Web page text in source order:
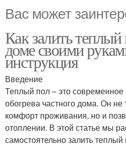
Вас может
Как залить
доме своими
инструкция
Введение
Теплый пол – это
обогрева частного дома. Он
комфорт проживания, но и
отоплении. В этой статье мы
самостоятельно залить